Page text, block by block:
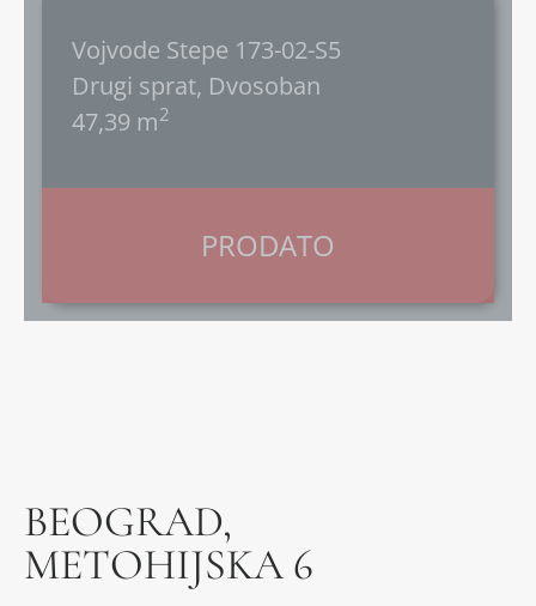
Vojvode Stepe 173-02-S5
Drugi sprat, Dvosoban
47,39 m2
PRODATO
BEOGRAD,
METOHIJSKA 6